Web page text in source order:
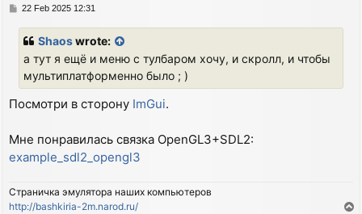
P22 Feb 2025 12:31
Shaoswrote:
а тут я ещё и меню с тулбаром хочу, и скролл, и чтобы
мультиплатформенно было ; )
Посмотри в сторону ImGui.
Мне понравилась связка OpenGL3+SDL2:
example_sdl2_opengl3
Страничка эмулятора наших компьютеров
http://bashkiria-2m.narod.ru/